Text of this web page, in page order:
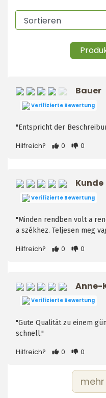
Bauer
Verifizierte Bewertung
"Entspricht der
Hilfreich? 0 0
Kunde
Verifizierte Bewertung
"Minden rendben volt a
a székhez. Teljesen meg
Hilfreich? 0 0
Anne-
Verifizierte Bewertung
"Gute Qualität zu einem
schnell."
Hilfreich? 0 0